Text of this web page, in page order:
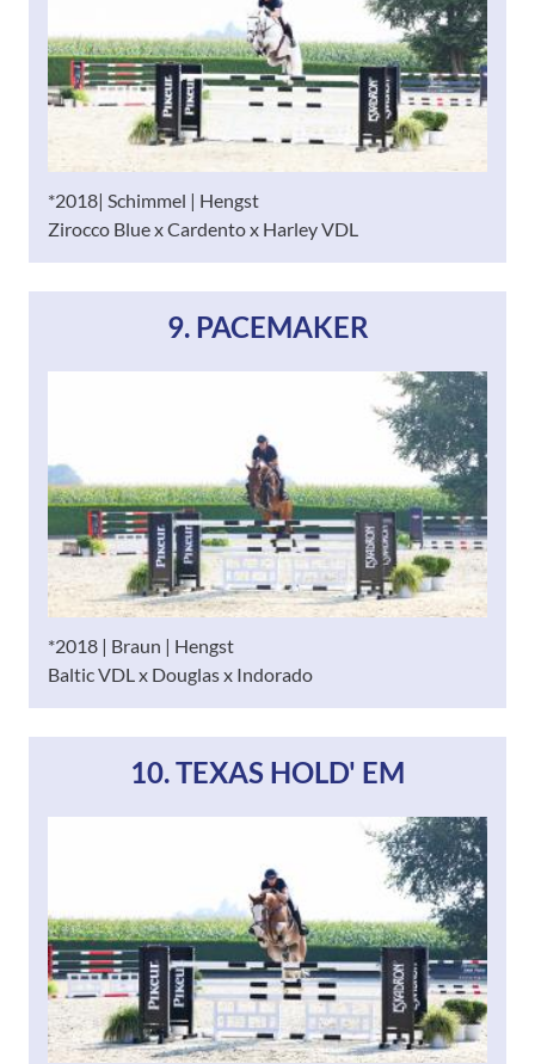
*2018| Schimmel | Hengst
Zirocco Blue x Cardento x Harley VDL
9. PACEMAKER
*2018 | Braun | Hengst
Baltic VDL x Douglas x Indorado
10. TEXAS HOLD' EM